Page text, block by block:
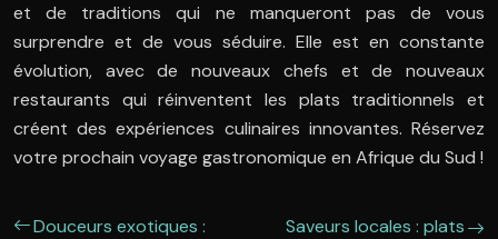
et de traditions qui ne manqueront pas de vous
surprendre et de vous séduire. Elle est en constante
évolution, avec de nouveaux chefs et de nouveaux
restaurants qui réinventent les plats traditionnels et
créent des expériences culinaires innovantes. Réservez
votre prochain voyage gastronomique en Afrique du Sud !
Douceurs exotiques :
Saveurs locales : plats